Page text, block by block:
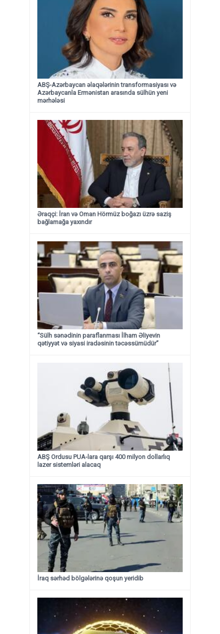
ABŞ-Azərbaycan əlaqələrinin transformasiyası və
Azərbaycanla Ermənistan arasında sülhün yeni
mərhələsi
Əraqçi: İran və Oman Hörmüz boğazı üzrə saziş
bağlamağa yaxındır
“Sülh sənədinin paraflanması İlham Əliyevin
qətiyyət və siyasi iradəsinin təcəssümüdür”
ABŞ Ordusu PUA-lara qarşı 400 milyon dollarlıq
lazer sistemləri alacaq
İraq sərhəd bölgələrinə qoşun yeridib